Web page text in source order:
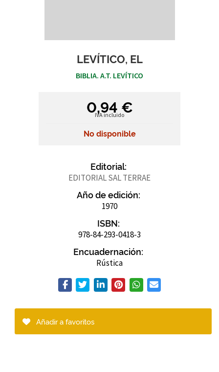
LEVÍTICO, EL
BIBLIA. A.T. LEVÍTICO
0,94 €
IVA incluido
No disponible
Editorial:
EDITORIAL SAL TERRAE
Año de edición:
1970
ISBN:
978-84-293-0418-3
Encuadernación:
Rústica
Añadir a favoritos